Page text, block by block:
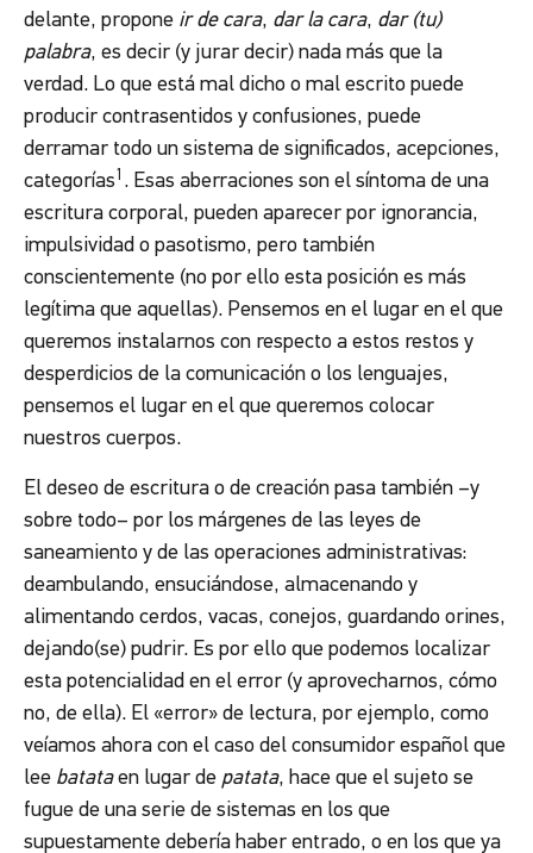
delante, propone ir de cara, dar la cara, dar (tu)
palabra, es decir (y jurar decir) nada más que la
verdad. Lo que está mal dicho o mal escrito puede
producir contrasentidos y confusiones, puede
derramar todo un sistema de significados, acepciones,
categorías1 . Esas aberraciones son el síntoma de una
escritura corporal, pueden aparecer por ignorancia,
impulsividad o pasotismo, pero también
conscientemente (no por ello esta posición es más
legítima que aquellas). Pensemos en el lugar en el que
queremos instalarnos con respecto a estos restos y
desperdicios de la comunicación o los lenguajes,
pensemos el lugar en el que queremos colocar
nuestros cuerpos.
El deseo de escritura o de creación pasa también –y
sobre todo– por los márgenes de las leyes de
saneamiento y de las operaciones administrativas:
deambulando, ensuciándose, almacenando y
alimentando cerdos, vacas, conejos, guardando orines,
dejando(se) pudrir. Es por ello que podemos localizar
esta potencialidad en el error (y aprovecharnos, cómo
no, de ella). El «error» de lectura, por ejemplo, como
veíamos ahora con el caso del consumidor español que
lee batataen lugar de patata, hace que el sujeto se
fugue de una serie de sistemas en los que
supuestamente debería haber entrado, o en los que ya